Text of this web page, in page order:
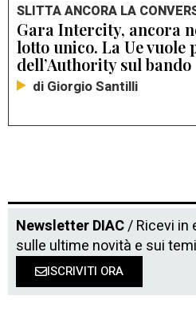
SLITTA ANCORA LA
Gara Intercity, ancora
lotto unico. La Ue vuole
dell’Authority sul bando
di Giorgio Santilli
Newsletter DIAC/ Ricevi in
sulle ultime novità e sui
ISCRIVITI ORA